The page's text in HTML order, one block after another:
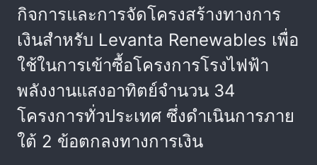
กิจการและการจัดโครงสร้างทางการ
เงินสำหรับ Levanta Renewables เพื่อ
ใช้ในการเข้าซื้อโครงการโรงไฟฟ้า
พลังงานแสงอาทิตย์จำนวน 34
โครงการทั่วประเทศ ซึ่งดำเนินการภาย
ใต้ 2 ข้อตกลงทางการเงิน